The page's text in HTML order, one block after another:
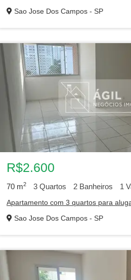
Sao Jose Dos Campos - SP
R$2.600
70 m2 3 Quartos 2 Banheiros 1
Apartamento com 3 quartos para
Sao Jose Dos Campos - SP